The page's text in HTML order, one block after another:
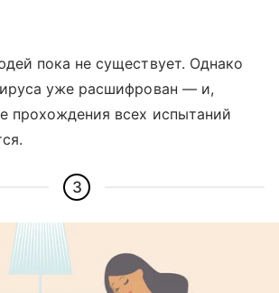
пока не существует. Однако
уже расшифрован — и,
прохождения всех испытаний
3